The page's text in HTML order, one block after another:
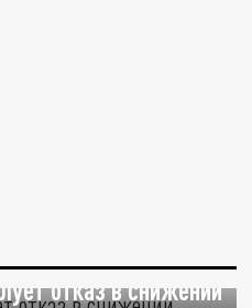
отказ в снижении